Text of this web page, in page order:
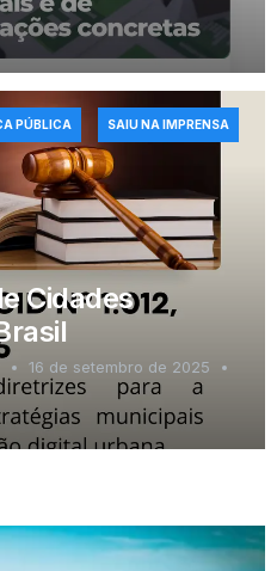
Cidades
16 de setembro de 2025
PÚBLICA SAIU NA IMPRENSA